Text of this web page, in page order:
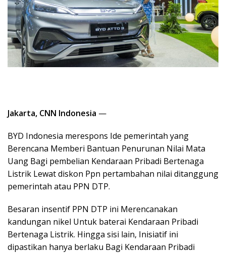
Jakarta, CNN Indonesia —
BYD Indonesia merespons Ide pemerintah yang
Berencana Memberi Bantuan Penurunan Nilai Mata
Uang Bagi pembelian Kendaraan Pribadi Bertenaga
Listrik Lewat diskon Ppn pertambahan nilai ditanggung
pemerintah atau PPN DTP.
Besaran insentif PPN DTP ini Merencanakan
kandungan nikel Untuk baterai Kendaraan Pribadi
Bertenaga Listrik. Hingga sisi lain, Inisiatif ini
dipastikan hanya berlaku Bagi Kendaraan Pribadi